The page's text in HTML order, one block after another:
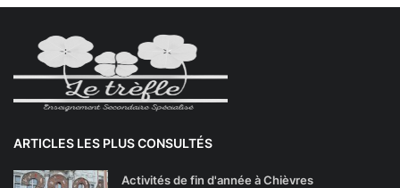
ARTICLES LES PLUS CONSULTÉS
Activités de fin d'année à Chièvres